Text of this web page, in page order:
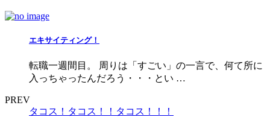
エキサイティング！
転職一週間目。 周りは「すごい」の一言で、何て所に
入っちゃったんだろう・・・とい …
PREV
タコス！タコス！！タコス！！！